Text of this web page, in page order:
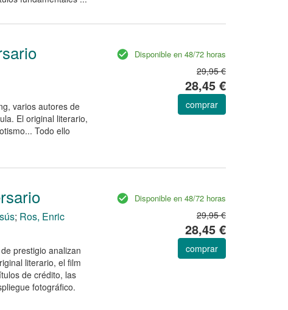
varios autores de
El original literario,
Todo ello
Disponible en 48/72 horas
29,95 €
28,45 €
comprar
; Ros, Enric
prestigio analizan
literario, el film
de crédito, las
fotográfico.
Disponible en 48/72 horas
29,95 €
28,45 €
comprar